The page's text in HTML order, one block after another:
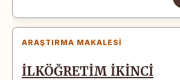
ARAŞTIRMA MAKALESI
İLKÖĞRETİM İKİNCİ